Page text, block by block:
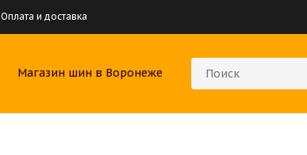
Оплата и доставка
Магазин шин в Воронеже